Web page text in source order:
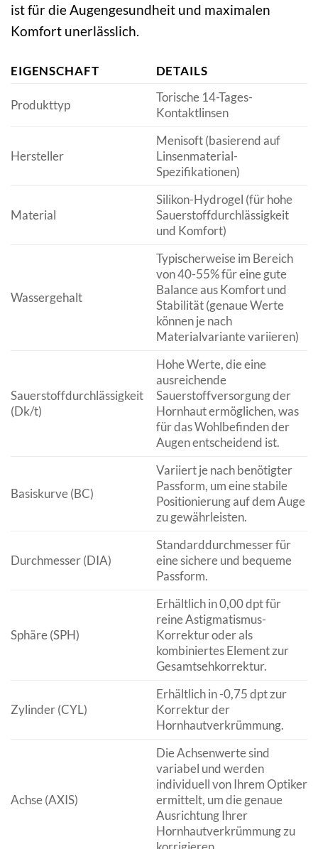
ist für die Augengesundheit und maximalen
Komfort unerlässlich.
EIGENSCHAFT DETAILS
Produkttyp
Torische 14-Tages-
Kontaktlinsen
Hersteller
Menisoft (basierend auf
Linsenmaterial-
Spezifikationen)
Material
Silikon-Hydrogel (für hohe
Sauerstoffdurchlässigkeit
und Komfort)
Wassergehalt
Typischerweise im Bereich
von 40-55% für eine gute
Balance aus Komfort und
Stabilität (genaue Werte
können je nach
Materialvariante variieren)
Sauerstoffdurchlässigkeit
(Dk/t)
Hohe Werte, die eine
ausreichende
Sauerstoffversorgung der
Hornhaut ermöglichen, was
für das Wohlbefinden der
Augen entscheidend ist.
Basiskurve (BC)
Variiert je nach benötigter
Passform, um eine stabile
Positionierung auf dem Auge
zu gewährleisten.
Durchmesser (DIA)
Standarddurchmesser für
eine sichere und bequeme
Passform.
Sphäre (SPH)
Erhältlich in 0,00 dpt für
reine Astigmatismus-
Korrektur oder als
kombiniertes Element zur
Gesamtsehkorrektur.
Zylinder (CYL)
Erhältlich in -0,75 dpt zur
Korrektur der
Hornhautverkrümmung.
Achse (AXIS)
Die Achsenwerte sind
variabel und werden
individuell von Ihrem Optiker
ermittelt, um die genaue
Ausrichtung Ihrer
Hornhautverkrümmung zu